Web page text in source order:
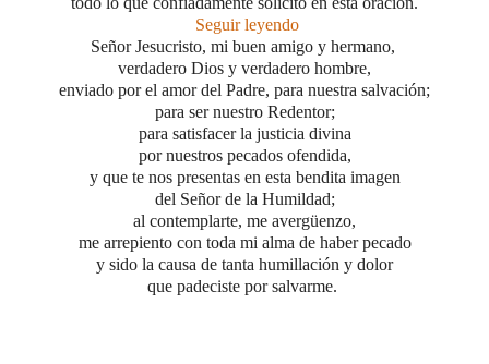
Seguir leyendo
Señor Jesucristo, mi buen amigo y hermano,
verdadero Dios y verdadero hombre,
enviado por el amor del Padre, para nuestra salvación;
para ser nuestro Redentor;
para satisfacer la justicia divina
por nuestros pecados ofendida,
y que te nos presentas en esta bendita imagen
del Señor de la Humildad;
al contemplarte, me avergüenzo,
me arrepiento con toda mi alma de haber pecado
y sido la causa de tanta humillación y dolor
que padeciste por salvarme.